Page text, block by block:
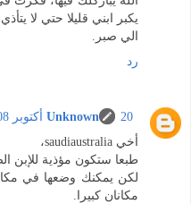
يكبر ابني قليلا حتي لا
الي صبر.
رد
Unknown
20 أكتوبر 2008 في 12:19 م
أخي saudiaustralia،
طبعا ستكون مؤذية للإبن
لكن يمكنك وضعها في
مكانان كبيرا.